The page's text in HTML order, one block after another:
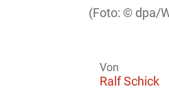
dpa/
Von
Ralf Schick